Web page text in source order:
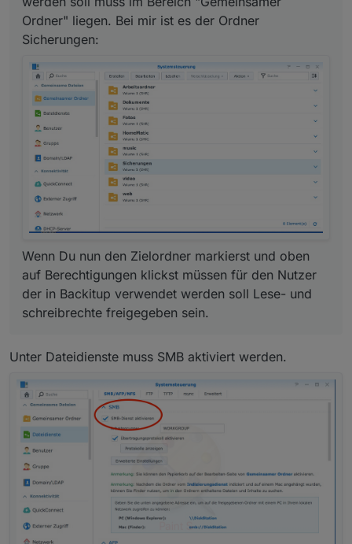
Ordner" liegen. Bei mir ist es der Ordner
Sicherungen:
Wenn Du nun den Zielordner markierst und oben
auf Berechtigungen klickst müssen für den Nutzer
der in Backitup verwendet werden soll Lese- und
schreibrechte freigegeben sein.
Unter Dateidienste muss SMB aktiviert werden.